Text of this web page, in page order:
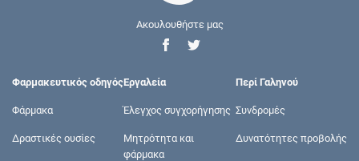
Ακουλουθήστε μας
Φαρμακευτικός οδηγός
Φάρμακα
Δραστικές ουσίες
Εργαλεία
Έλεγχος συγχορήγησης
Μητρότητα και
φάρμακα
Περί Γαληνού
Συνδρομές
Δυνατότητες προβολής